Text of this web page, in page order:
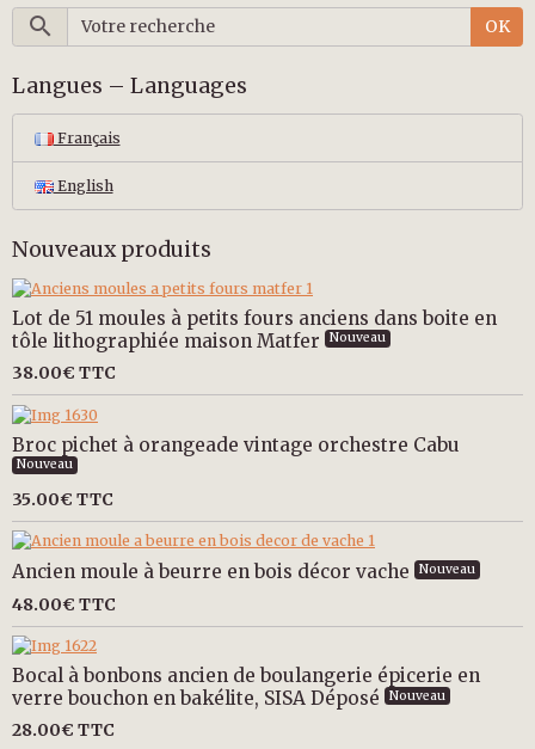
OK
Langues – Languages
Français
English
Nouveaux produits
Lot de 51 moules à petits fours anciens dans boite en
tôle lithographiée maison Matfer
Nouveau
38.00€ TTC
Broc pichet à orangeade vintage orchestre Cabu
Nouveau
35.00€ TTC
Ancien moule à beurre en bois décor vache Nouveau
48.00€ TTC
Bocal à bonbons ancien de boulangerie épicerie en
verre bouchon en bakélite, SISA Déposé
Nouveau
28.00€ TTC